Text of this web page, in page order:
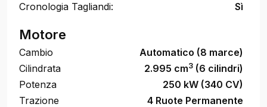
Cronologia Tagliandi:
Sì
Motore
Cambio
Automatico (8 marce)
Cilindrata
2.995 cm3 (6 cilindri)
Potenza
250 kW (340 CV)
Trazione
4 Ruote Permanente